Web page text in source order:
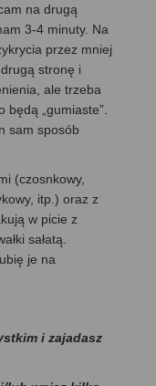
na drugą
3-4 minuty. Na
przez mniej
stronę i
ale trzeba
„gumiaste”.
sam sposób
(czosnkowy,
itp.) oraz z
w picie z
sałatą.
je na
i zajadasz